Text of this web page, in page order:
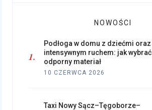
NOWOŚCI
Podłoga w domu z dziećmi oraz
intensywnym ruchem: jak wybrać
odporny materiał
10 CZERWCA 2026
Taxi Nowy Sącz–Tęgoborze–